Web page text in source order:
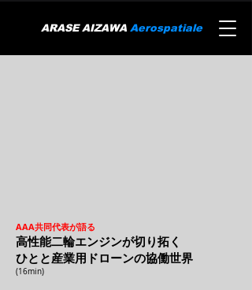
ARASE AIZAWA Aerospatiale
AAA共同代表が語る
高性能二輪エンジンが切り拓く
ひとと産業用ドローンの協働世界
(16min)